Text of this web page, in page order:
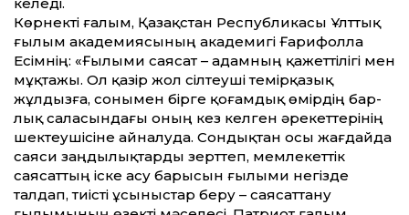
келеді.
Көрнекті ғалым, Қазақстан Республикасы Ұлттық
ғылым академия­сының академигі Ғарифолла
Есімнің: «Ғылыми саясат – адамның қажет­тілігі мен
мұқтажы. Ол қазір жол сіл­теу­ші темірқазық
жұлдызға, соны­мен бірге қоғамдық өмірдің бар­
лық саласындағы оның кез келген әре­кеттерінің
шектеушісіне айналуда. Сондықтан осы жағдайда
саяси заңдылықтарды зерттеп, мемлекеттік
саясаттың іске асу барысын ғылыми негізде
талдап, тиісті ұсыныстар беру – саясаттану